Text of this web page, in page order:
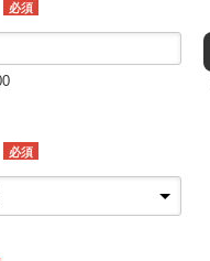
必須
必須